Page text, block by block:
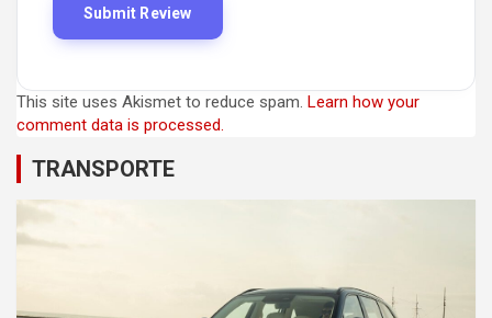
This site uses Akismet to reduce spam. Learn how your
comment data is processed.
TRANSPORTE